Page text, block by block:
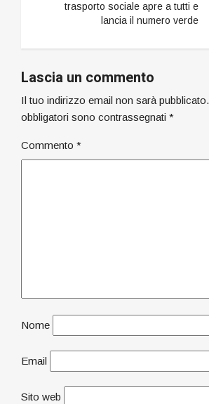
trasporto sociale apre a tutti e
lancia il numero verde
Lascia un commento
Il tuo indirizzo email non sarà pubblicato.
obbligatori sono contrassegnati *
Commento *
Nome
Email
Sito web